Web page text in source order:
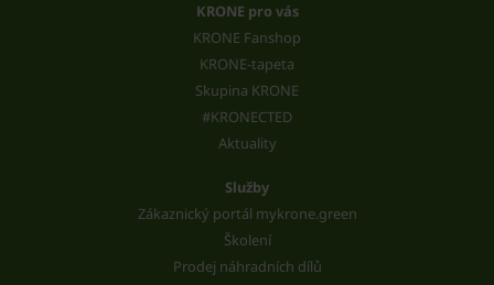
KRONE pro vás
KRONE Fanshop
KRONE-tapeta
Skupina KRONE
#KRONECTED
Aktuality
Služby
Zákaznický portál mykrone.green
Školení
Prodej náhradních dílů